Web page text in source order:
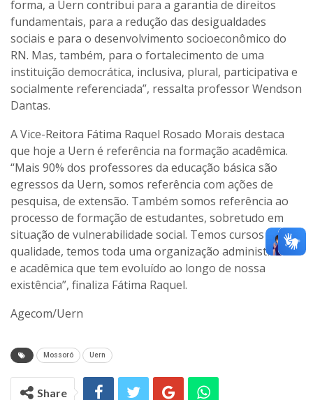
forma, a Uern contribui para a garantia de direitos
fundamentais, para a redução das desigualdades
sociais e para o desenvolvimento socioeconômico do
RN. Mas, também, para o fortalecimento de uma
instituição democrática, inclusiva, plural, participativa e
socialmente referenciada”, ressalta professor Wendson
Dantas.
A Vice-Reitora Fátima Raquel Rosado Morais destaca
que hoje a Uern é referência na formação acadêmica.
“Mais 90% dos professores da educação básica são
egressos da Uern, somos referência com ações de
pesquisa, de extensão. Também somos referência ao
processo de formação de estudantes, sobretudo em
situação de vulnerabilidade social. Temos cursos de
qualidade, temos toda uma organização administrativa
e acadêmica que tem evoluído ao longo de nossa
existência”, finaliza Fátima Raquel.
Agecom/Uern
Mossoró Uern
Share